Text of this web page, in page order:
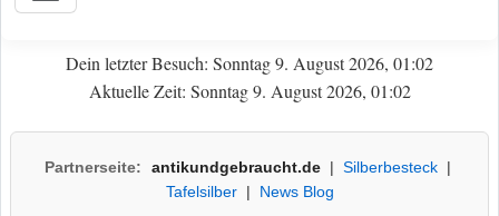
Dein letzter Besuch: Sonntag 9. August 2026, 01:02
Aktuelle Zeit: Sonntag 9. August 2026, 01:02
Partnerseite: antikundgebraucht.de| Silberbesteck|
Tafelsilber| News Blog